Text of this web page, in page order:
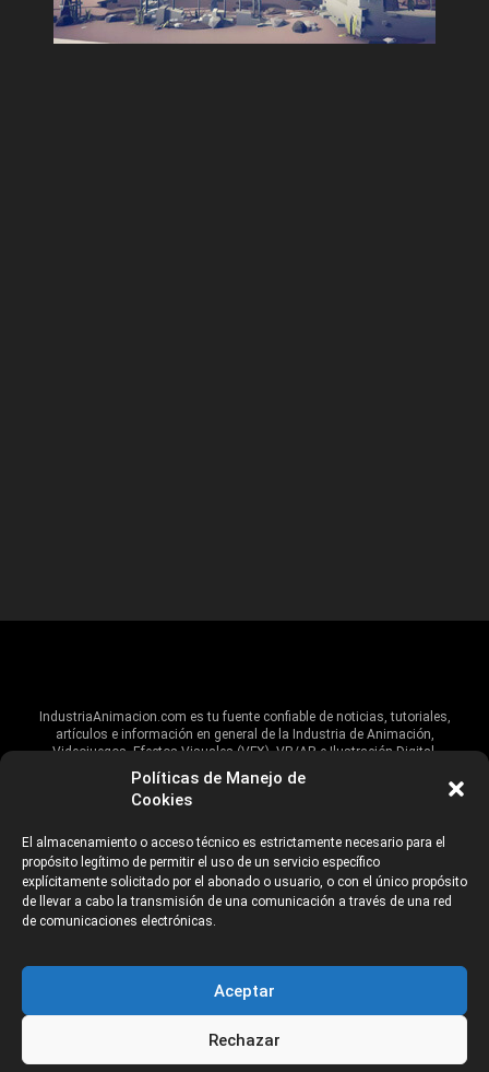
Políticas de Manejo de
Cookies
El almacenamiento o acceso técnico es estrictamente necesario para el
propósito legítimo de permitir el uso de un servicio específico
explícitamente solicitado por el abonado o usuario, o con el único propósito
de llevar a cabo la transmisión de una comunicación a través de una red
de comunicaciones electrónicas.
Aceptar
Rechazar
IndustriaAnimacion.com es tu fuente confiable de noticias, tutoriales,
artículos e información en general de la Industria de Animación,
Videojuegos, Efectos Visuales (VFX), VR/AR e Ilustración Digital.
Hablamos de estas industrias y su alcance global, pero damos un énfasis
especial al talento, estudios, escuelas, eventos y organizaciones que
ANUNCIANTES AVISO DE PRIVACIDAD
©2026 Industria Networks